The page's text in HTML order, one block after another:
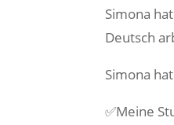
Simona
Deutsch
Simona
✅Meine